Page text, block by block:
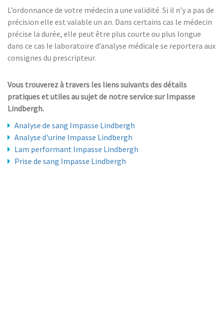
L’ordonnance de votre médecin a une validité. Si il n’y a pas de
précision elle est valable un an. Dans certains cas le médecin
précise la durée, elle peut être plus courte ou plus longue
dans ce cas le laboratoire d’analyse médicale se reportera aux
consignes du prescripteur.
Vous trouverez à travers les liens suivants des détails
pratiques et utiles au sujet de notre service sur Impasse
Lindbergh.
Analyse de sang Impasse Lindbergh
Analyse d'urine Impasse Lindbergh
Lam performant Impasse Lindbergh
Prise de sang Impasse Lindbergh